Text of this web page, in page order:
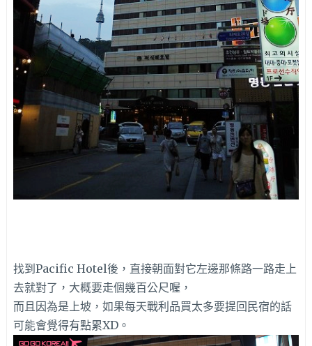
找到Pacific Hotel後，直接朝面對它左邊那條路一路走上
去就對了，大概要走個幾百公尺喔，
而且因為是上坡，如果每天戰利品買太多要提回民宿的話
可能會覺得有點累XD。